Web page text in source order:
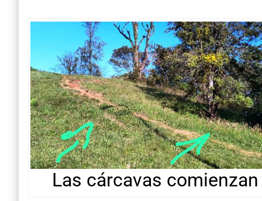
Las cárcavas